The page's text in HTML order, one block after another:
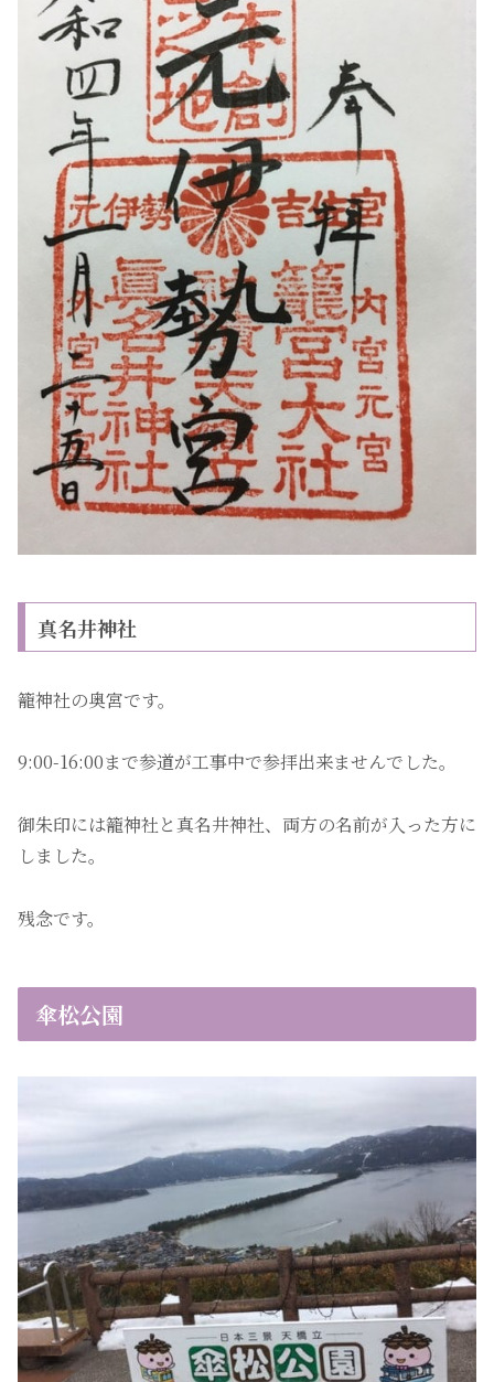
真名井神社
籠神社の奥宮です。
9:00-16:00まで参道が工事中で参拝出来ませんでした。
御朱印には籠神社と真名井神社、両方の名前が入った方に
しました。
残念です。
傘松公園